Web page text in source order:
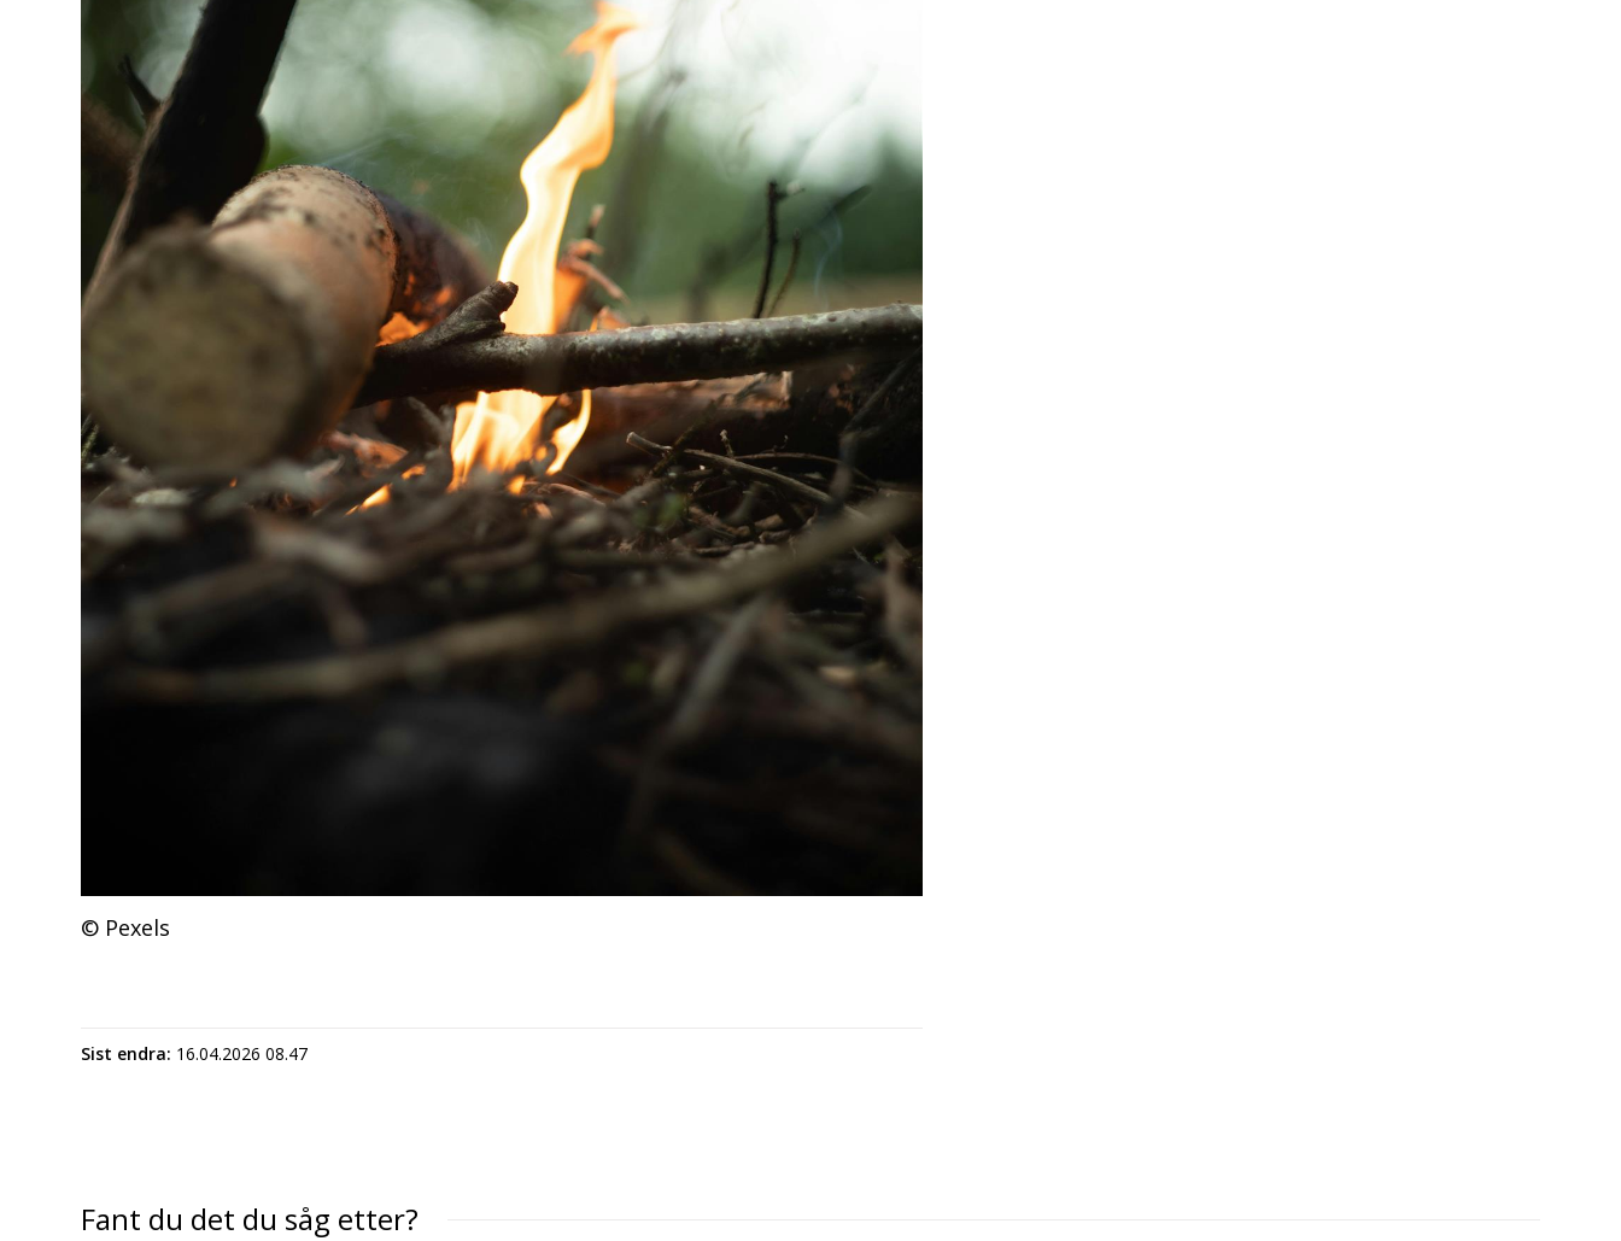
Pexels
Sist endra 16.04.2026 08.47
Fant du det du såg etter?